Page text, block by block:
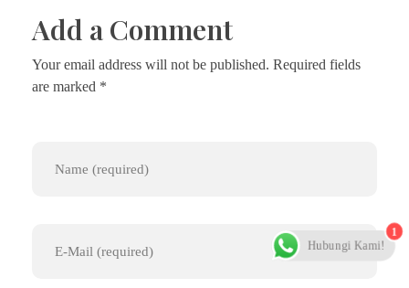
Add a Comment
Your email address will not be published. Required fields
are marked *
1
Hubungi Kami!